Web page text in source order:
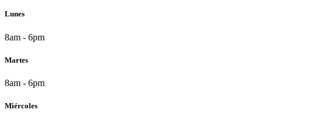
Lunes
8am - 6pm
Martes
8am - 6pm
Miércoles